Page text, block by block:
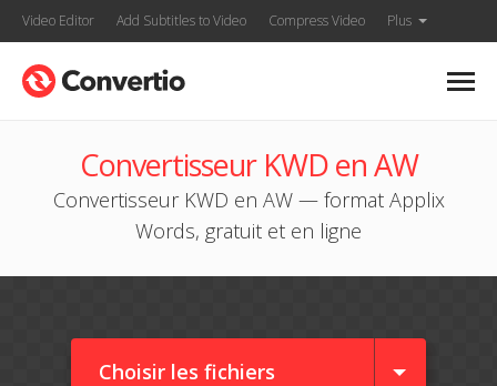
Video Editor Add Subtitles to Video Compress Video Plus
Convertisseur KWD en AW
Convertisseur KWD en AW — format Applix
Words, gratuit et en ligne
Choisir les fichiers